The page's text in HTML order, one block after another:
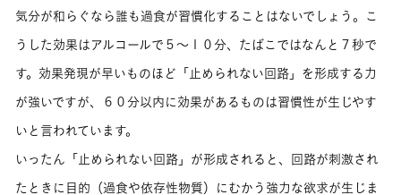
気分が和らぐなら誰も過食が習慣化することはないでしょう。こ
うした効果はアルコールで５～１０分、たばこではなんと７秒で
す。効果発現が早いものほど「止められない回路」を形成する力
が強いですが、６０分以内に効果があるものは習慣性が生じやす
いと言われています。
いったん「止められない回路」が形成されると、回路が刺激され
たときに目的（過食や依存性物質）にむかう強力な欲求が生じま